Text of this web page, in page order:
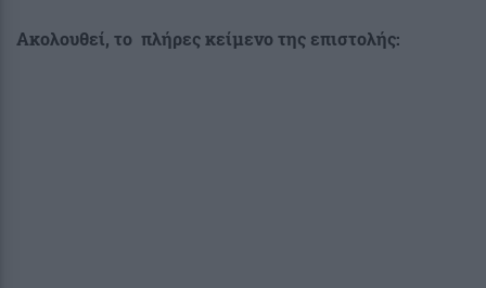
Ακολουθεί, το πλήρες κείμενο της επιστολής: